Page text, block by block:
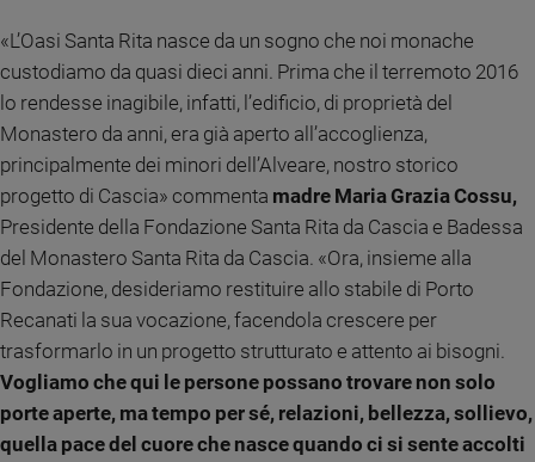
Podcast
Privacy
Policy
Chi
Contatti
Pubblicità
Registrati
«L’Oasi Santa Rita nasce da un sogno che noi monache
custodiamo da quasi dieci anni. Prima che il terremoto 2016
lo rendesse inagibile, infatti, l’edificio, di proprietà del
Monastero da anni, era già aperto all’accoglienza,
principalmente dei minori dell’Alveare, nostro storico
progetto di Cascia» commenta madre Maria Grazia Cossu,
Presidente della Fondazione Santa Rita da Cascia e Badessa
del Monastero Santa Rita da Cascia. «Ora, insieme alla
Fondazione, desideriamo restituire allo stabile di Porto
Recanati la sua vocazione, facendola crescere per
trasformarlo in un progetto strutturato e attento ai bisogni.
Vogliamo che qui le persone possano trovare non solo
porte aperte, ma tempo per sé, relazioni, bellezza, sollievo,
quella pace del cuore che nasce quando ci si sente accolti